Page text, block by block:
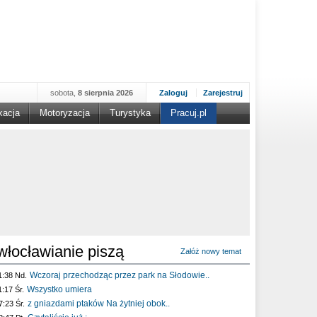
Zaloguj Zarejestruj
sobota, 8 sierpnia 2026
Motoryzacja Turystyka Pracuj.pl
piszą Załóż nowy temat
Nd. Wczoraj przechodząc przez park na Słodowie..
Śr. Wszystko umiera
Śr. z gniazdami ptaków Na żytniej obok..